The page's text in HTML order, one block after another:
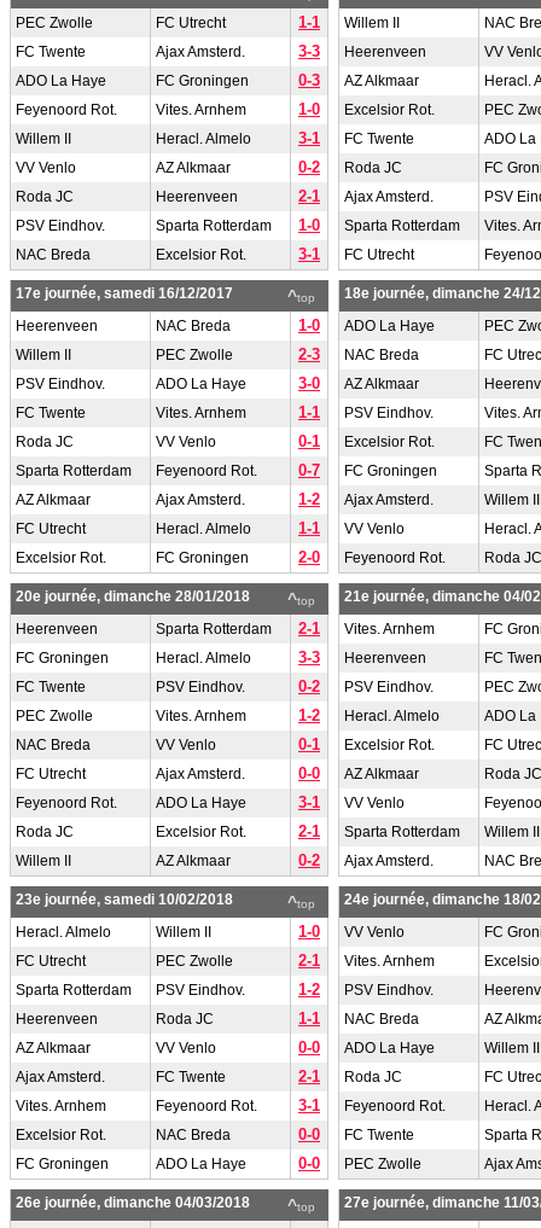
PEC Zwolle
FC Utrecht 1-1
FC Twente Ajax Amsterd. 3-3
ADO La Haye FC Groningen 0-3
Feyenoord Rot. Vites. Arnhem 1-0
Willem II Heracl. Almelo 3-1
VV Venlo AZ Alkmaar 0-2
Roda JC Heerenveen 2-1
PSV Eindhov. Sparta Rotterdam 1-0
NAC Breda Excelsior Rot. 3-1
Willem II
NAC
Heerenveen
VV
AZ Alkmaar
Heracl.
Excelsior Rot.
PEC
FC Twente
ADO La
Roda JC
FC
Ajax Amsterd.
PSV
Sparta Rotterdam
Vites.
FC Utrecht
^top
17e journée, samedi 16/12/2017
Heerenveen
NAC Breda 1-0
Willem II PEC Zwolle 2-3
PSV Eindhov. ADO La Haye 3-0
FC Twente Vites. Arnhem 1-1
Roda JC VV Venlo 0-1
Sparta Rotterdam Feyenoord Rot. 0-7
AZ Alkmaar Ajax Amsterd. 1-2
FC Utrecht Heracl. Almelo 1-1
Excelsior Rot. FC Groningen 2-0
18e journée, dimanche 24/
ADO La Haye
PEC
NAC Breda
FC
AZ Alkmaar
PSV Eindhov.
Vites.
Excelsior Rot.
FC
FC Groningen
Sparta
Ajax Amsterd.
Willem II
VV Venlo
Heracl.
Feyenoord Rot.
Roda JC
^top
20e journée, dimanche 28/01/2018
Heerenveen
Sparta Rotterdam 2-1
FC Groningen Heracl. Almelo 3-3
FC Twente PSV Eindhov. 0-2
PEC Zwolle Vites. Arnhem 1-2
NAC Breda VV Venlo 0-1
FC Utrecht Ajax Amsterd. 0-0
Feyenoord Rot. ADO La Haye 3-1
Roda JC Excelsior Rot. 2-1
Willem II AZ Alkmaar 0-2
21e journée, dimanche 04/
Vites. Arnhem
FC
Heerenveen
FC
PSV Eindhov.
PEC
Heracl. Almelo
ADO La
Excelsior Rot.
FC
AZ Alkmaar
Roda JC
VV Venlo
Sparta Rotterdam
Willem II
Ajax Amsterd.
NAC
^top
23e journée, samedi 10/02/2018
Heracl. Almelo
Willem II 1-0
FC Utrecht PEC Zwolle 2-1
Sparta Rotterdam PSV Eindhov. 1-2
Heerenveen Roda JC 1-1
AZ Alkmaar VV Venlo 0-0
Ajax Amsterd. FC Twente 2-1
Vites. Arnhem Feyenoord Rot. 3-1
Excelsior Rot. NAC Breda 0-0
FC Groningen ADO La Haye 0-0
24e journée, dimanche 18/
VV Venlo
FC
Vites. Arnhem
PSV Eindhov.
NAC Breda
AZ
ADO La Haye
Willem II
Roda JC
FC
Feyenoord Rot.
Heracl.
FC Twente
Sparta
PEC Zwolle
Ajax
^top
26e journée, dimanche 04/03/2018
27e journée, dimanche 11/